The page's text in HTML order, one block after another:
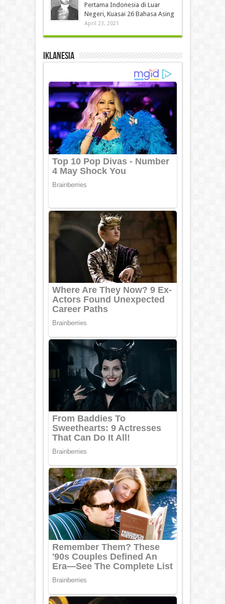
Pertama Indonesia di Luar
Negeri, Kuasai 26 Bahasa Asing
April 23, 2021
IKLANESIA